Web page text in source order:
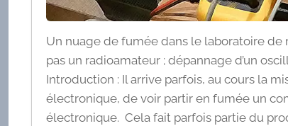
Un nuage de fumée dans le laboratoire de
pas un radioamateur ; dépannage d’un
Introduction : Il arrive parfois, au cours la
électronique, de voir partir en fumée un
électronique. Cela fait parfois partie du